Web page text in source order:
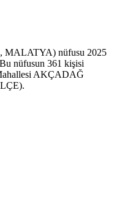
MALATYA) nüfusu 2025
nüfusun 361 kişisi
AKÇADAĞ